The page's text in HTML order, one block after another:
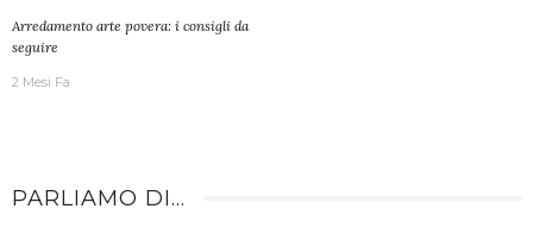
Arredamento arte povera: i consigli da
seguire
2 Mesi Fa
PARLIAMO DI…